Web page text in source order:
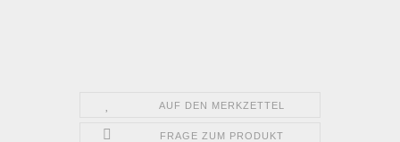
AUF DEN MERKZETTEL
FRAGE ZUM PRODUKT